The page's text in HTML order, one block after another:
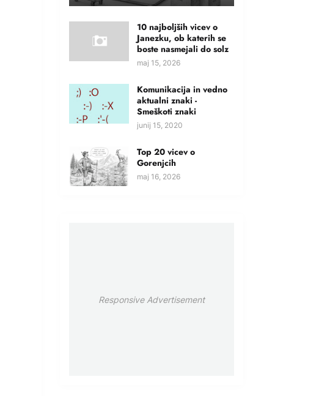
10 najboljših vicev o
Janezku, ob katerih se
boste nasmejali do solz
maj 15, 2026
Komunikacija in vedno
aktualni znaki -
Smeškoti znaki
junij 15, 2020
Top 20 vicev o
Gorenjcih
maj 16, 2026
Responsive Advertisement